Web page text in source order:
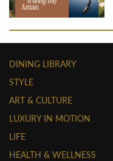
DINING LIBRARY
STYLE
ART & CULTURE
LUXURY IN MOTION
LIFE
HEALTH & WELLNESS